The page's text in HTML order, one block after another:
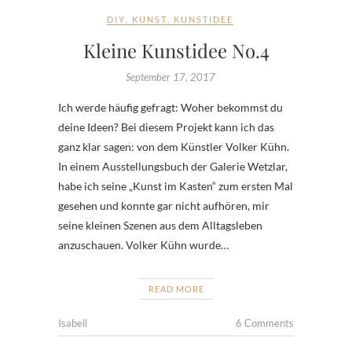
DIY KUNST KUNSTIDEE
Kleine Kunstidee No.4
September 17, 2017
Ich werde häufig gefragt: Woher bekommst du
deine Ideen? Bei diesem Projekt kann ich das
ganz klar sagen: von dem Künstler Volker Kühn.
In einem Ausstellungsbuch der Galerie Wetzlar,
habe ich seine „Kunst im Kasten“ zum ersten Mal
gesehen und konnte gar nicht aufhören, mir
seine kleinen Szenen aus dem Alltagsleben
anzuschauen. Volker Kühn wurde…
READ MORE
Isabell 6 Comments